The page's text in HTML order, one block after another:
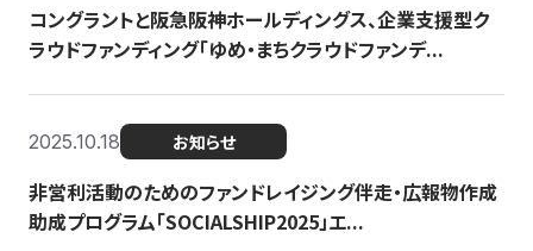
コングラントと阪急阪神ホールディングス、企業支援型ク
ラウドファンディング「ゆめ・まちクラウドファンデ...
2025.10.18 お知らせ
非営利活動のためのファンドレイジング伴走・広報物作成
助成プログラム「SOCIALSHIP2025」エ...